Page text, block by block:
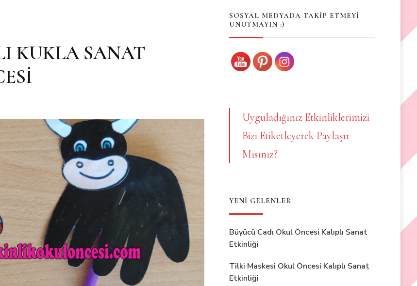
KUKLA SANAT
SOSYAL MEDYADA TAKİP ETMEYİ
UNUTMAYIN :)
Uyguladığınız Etkinliklerimizi
Bizi Etiketleyerek Paylaşır
Mısınız?
YENİ GELENLER
Büyücü Cadı Okul Öncesi Kalıplı Sanat
Etkinliği
Tilki Maskesi Okul Öncesi Kalıplı Sanat
Etkinliği